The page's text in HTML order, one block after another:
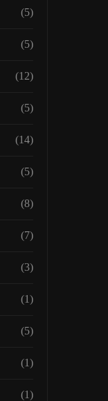
(5)
(5)
(12)
(5)
(14)
(5)
(8)
(7)
(3)
(1)
(5)
(1)
(1)